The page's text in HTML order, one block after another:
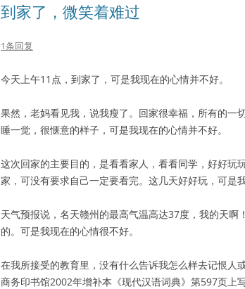
到家了，微笑着难过
1条回复
今天上午11点，到家了，可是我现在的心情并不好。
果然，老妈看见我，说我瘦了。回家很幸福，所有的一
睡一觉，很惬意的样子，可是我现在的心情并不好。
这次回家的主要目的，是看看家人，看看同学，好好玩
家，可没有要求自己一定要看完。这几天好好玩，可是
天气预报说，名天赣州的最高气温高达37度，我的天
的。可是我现在的心情很不好。
在我所接受的教育里，没有什么告诉我怎么样去记恨人
商务印书馆2002年增补本《现代汉语词典》第597页上